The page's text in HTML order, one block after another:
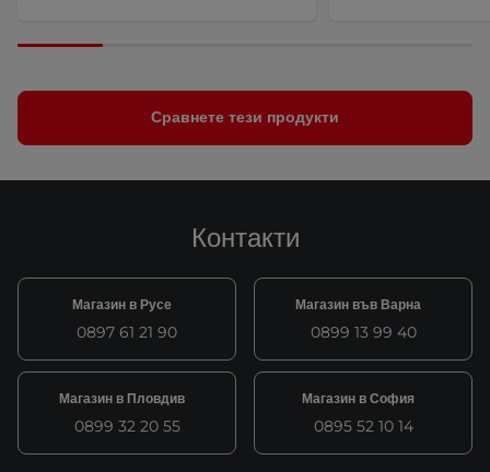
Сравнете тези продукти
Контакти
Магазин в Русе
0897 61 21 90
Магазин във Варна
0899 13 99 40
Магазин в Пловдив
0899 32 20 55
Магазин в София
0895 52 10 14